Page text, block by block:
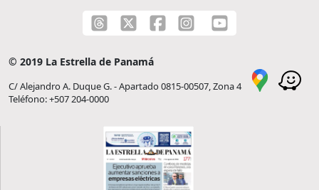
© 2019 La Estrella de Panamá
C/ Alejandro A. Duque G. - Apartado 0815-00507, Zona 4
Teléfono: +507 204-0000